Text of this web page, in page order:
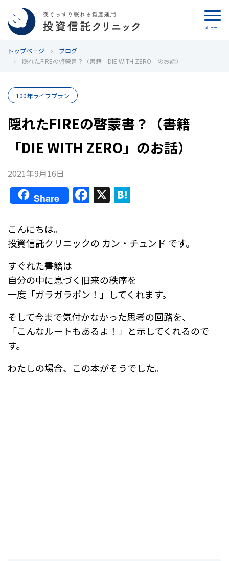
メニュー
カウンセリング
代表カン・チュンド
投資信託クリニックとは
よくあるご質問
トップページ
ブログ
隠れたFIREの啓蒙書？（書籍「DIE WITH ZERO」のお話）
100年ライフプラン
隠れたFIREの啓蒙書？（書籍
「DIE WITH ZERO」のお話）
2021年9月16日
Share F
a
e
o
o
k
X
n
こんにちは。
投資信託クリニックの カン・チュンド です。
すぐれた書籍は
自分の中に息づく旧来の秩序を
一度「ガラガラポン！」してくれます。
そして今まで気付かなかった思考の回路を、
「こんなルートもあるよ！」と示してくれるので
す。
わたしの場合、この本がそうでした。